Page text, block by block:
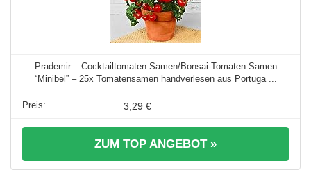
Prademir – Cocktailtomaten Samen/Bonsai-Tomaten Samen
“Minibel” – 25x Tomatensamen handverlesen aus Portuga ...
3,29 €
ZUM TOP ANGEBOT »